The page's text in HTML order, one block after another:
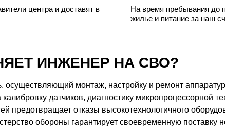
центра и доставят в
На время пребывания до
жилье и питание за наш
ИНЖЕНЕР НА СВО?
монтаж, настройку и ремонт
датчиков, диагностику микропроцессорной
предотвращает отказы высокотехнологичного
обороны гарантирует своевременную